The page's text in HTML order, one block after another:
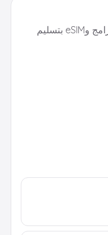
بطاقات هدايا رقمية وأكواد ألعاب وبرامج وeSIM بتسليم